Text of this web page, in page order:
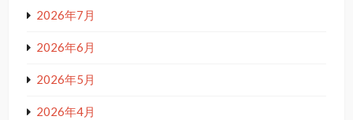
2026年7月
2026年6月
2026年5月
2026年4月